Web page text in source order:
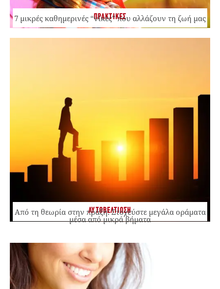
ΠΡΑΚΤΙΚΕΣ
7 μικρές καθημερινές “νίκες” που αλλάζουν τη ζωή μας
ΑΥΤΟΒΕΛΤΙΩΣΗ
Από τη θεωρία στην πράξη: Στοχεύστε μεγάλα οράματα
μέσα από μικρά βήματα